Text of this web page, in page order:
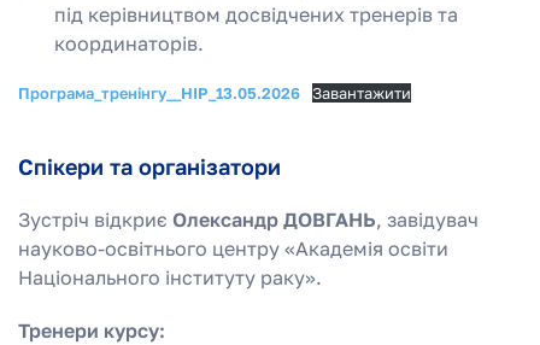
під керівництвом досвідчених тренерів та
координаторів.
Програма_тренінгу__НІР_13.05.2026 Завантажити
Спікери та організатори
Зустріч відкриє Олександр ДОВГАНЬ, завідувач
науково-освітнього центру «Академія освіти
Національного інституту раку».
Тренери курсу: